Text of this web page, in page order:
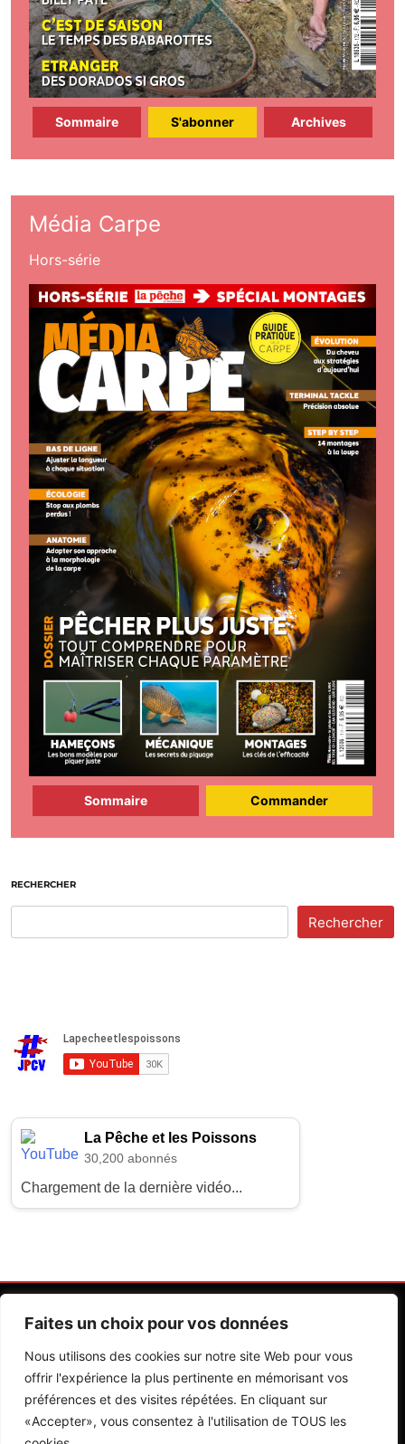
Faites un choix pour vos données
Nous utilisons des cookies sur notre site Web pour vous
offrir l'expérience la plus pertinente en mémorisant vos
préférences et des visites répétées. En cliquant sur
«Accepter», vous consentez à l'utilisation de TOUS les
Sommaire S'abonner Archives
Média Carpe
Hors-série
Sommaire Commander
RECHERCHER
Rechercher
La Pêche et les Poissons
30,200 abonnés
Chargement de la dernière vidéo...
Contactez Nos Rédactions Mentions Légales